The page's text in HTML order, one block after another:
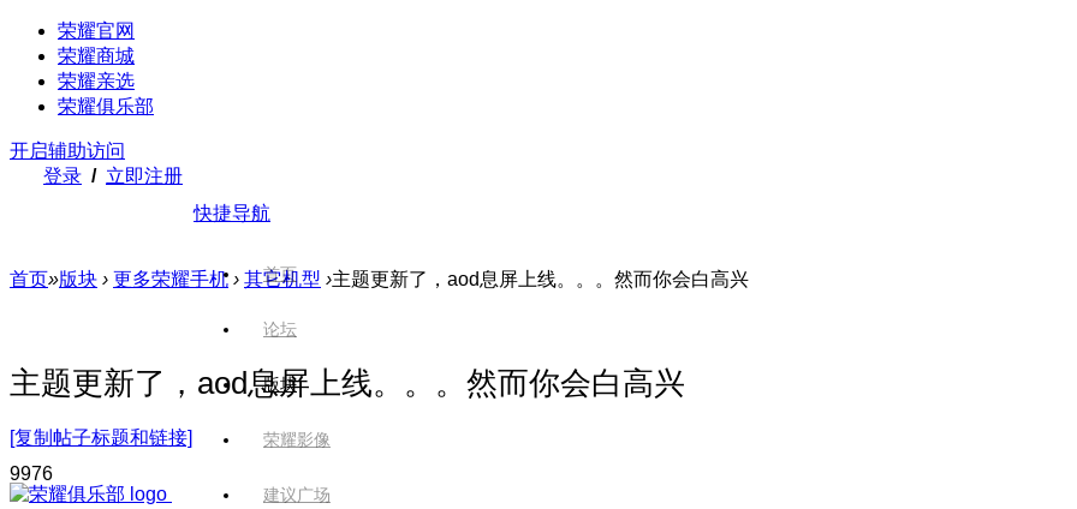
荣耀官网
荣耀商城
荣耀亲选
荣耀俱乐部
开启辅助访问
登录 / 立即注册
快捷导航
首页
论坛
版块
荣耀影像
建议广场
首页»版块 › 更多荣耀手机 › 其它机型 ›主题更新了，aod息屏上线。。。然而你会白高兴
主题更新了，aod息屏上线。。。然而你会白高兴
[复制帖子标题和链接]
9976